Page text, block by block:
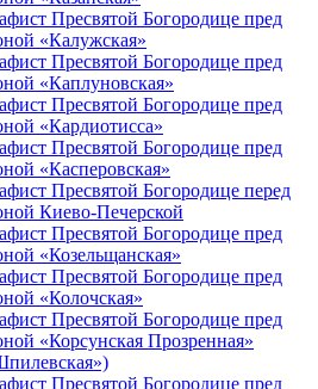
Пресвятой Богородице пред
«Калужская»
Пресвятой Богородице пред
«Каплуновская»
Пресвятой Богородице пред
«Кардиотисса»
Пресвятой Богородице пред
«Касперовская»
Пресвятой Богородице перед
Киево-Печерской
Пресвятой Богородице пред
«Козельщанская»
Пресвятой Богородице пред
«Колочская»
Пресвятой Богородице пред
«Корсунская Прозренная»
Пресвятой Богородице пред